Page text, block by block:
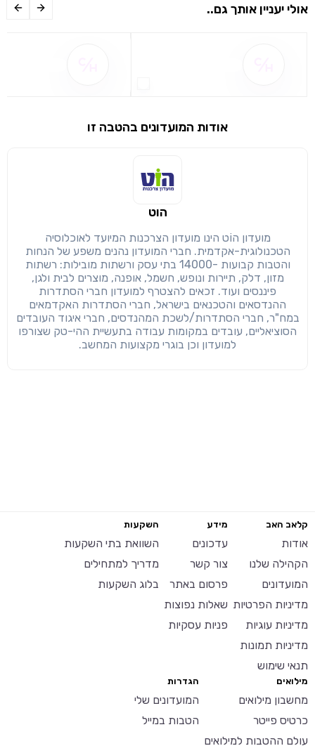
שיתוף
שימו לב!
מימוש הטבה זו ניתן רק לחברי
הבנתי, המשך לאתר
אולי יעניין אותך גם..
אודות המועדונים בהטבה זו
הוט
מועדון הוֹט הינו מועדון הצרכנות המיועד לאוכלוסיה
הטכנולוגית-אקדמית. חברי המועדון נהנים משפע של הנחות
והטבות קבועות -14000 בתי עסק ורשתות מובילות: רשתות
מזון, דלק, תיירות ונופש, חשמל, אופנה, מוצרים לבית ולגן,
פיננסים ועוד. זכאים להצטרף למועדון חברי הסתדרות
ההנדסאים והטכנאים בישראל, חברי הסתדרות האקדמאים
במח"ר, חברי הסתדרות/לשכת המהנדסים, חברי איגוד העובדים
הסוציאליים, עובדים במקומות עבודה בתעשיית ההי-טק שצורפו
למועדון וכן בוגרי מקצועות המחשב.
קלאב האב
אודות
הקהילה שלנו
המועדונים
מדיניות הפרטיות
מדיניות עוגיות
מדיניות תמונות
תנאי שימוש
מידע
עדכונים
צור קשר
פרסום באתר
שאלות נפוצות
פניות עסקיות
השקעות
השוואת בתי השקעות
מדריך למתחילים
בלוג השקעות
מילואים
מחשבון מילואים
כרטיס פייטר
עולם ההטבות למילואים
הגדרות
המועדונים שלי
הטבות במייל